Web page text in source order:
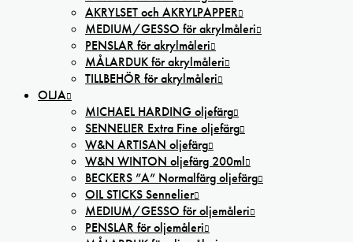
AKRYLSET och AKRYLPAPPER
MEDIUM/GESSO för akrylmåleri
PENSLAR för akrylmåleri
MÅLARDUK för akrylmåleri
TILLBEHÖR för akrylmåleri
OLJA
MICHAEL HARDING oljefärg
SENNELIER Extra Fine oljefärg
W&N ARTISAN oljefärg
W&N WINTON oljefärg 200ml
BECKERS ”A” Normalfärg oljefärg
OIL STICKS Sennelier
MEDIUM/GESSO för oljemåleri
PENSLAR för oljemåleri